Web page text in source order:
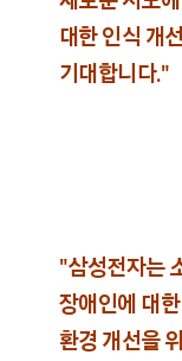
대한 인식 개
기대합니다."
"삼성전자는
장애인에 대
환경 개선을